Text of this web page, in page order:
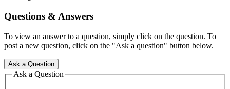
Questions & Answers
To view an answer to a question, simply click on the question. To
post a new question, click on the "Ask a question" button below.
Ask a Question
Ask a Question